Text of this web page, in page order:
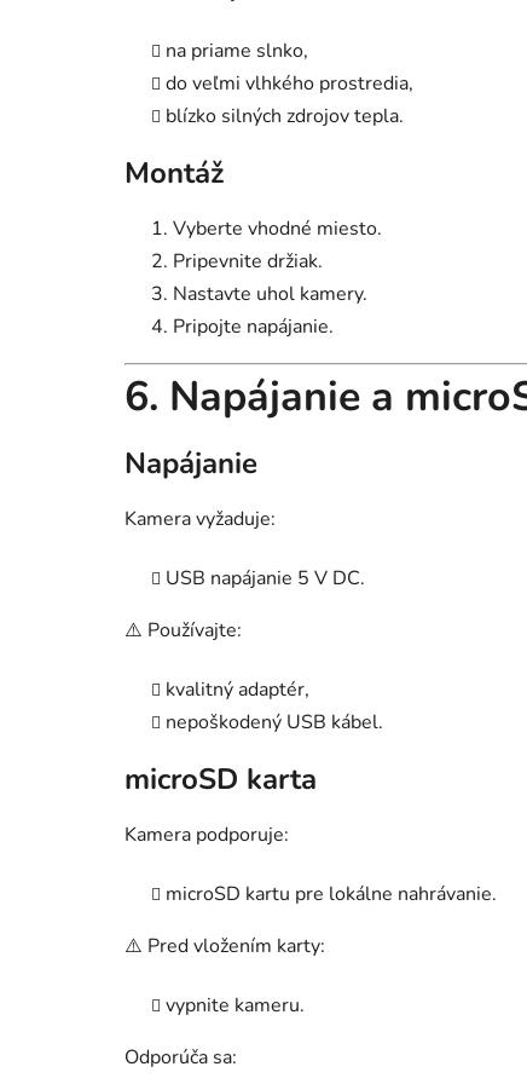
na priame slnko,
do veľmi vlhkého prostredia,
blízko silných zdrojov tepla.
Montáž
Vyberte vhodné miesto.
Pripevnite držiak.
Nastavte uhol kamery.
Pripojte napájanie.
6. Napájanie a
Napájanie
Kamera vyžaduje:
USB napájanie 5 V DC.
⚠️ Používajte:
kvalitný adaptér,
nepoškodený USB kábel.
microSD karta
Kamera podporuje:
microSD kartu pre lokálne nahrávanie.
⚠️ Pred vložením karty:
vypnite kameru.
Odporúča sa: